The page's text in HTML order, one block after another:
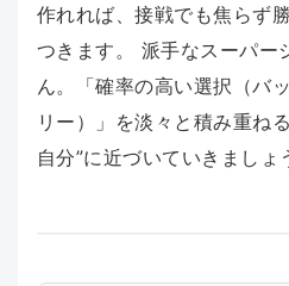
作れれば、接戦でも焦らず
つきます。 派手なスーパー
ん。「確率の高い選択（バ
リー）」を淡々と積み重ね
自分”に近づいていきましょ